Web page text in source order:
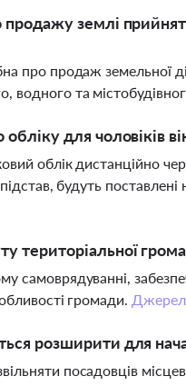
землі
про продаж земельної
та
для чоловіків
облік дистанційно
будуть
територіальної
громади.
розширити для
посадовців